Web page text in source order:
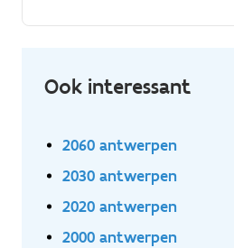
taken:. Je beheert jouw winkel
Ook interessant
2060 antwerpen
2030 antwerpen
2020 antwerpen
2000 antwerpen